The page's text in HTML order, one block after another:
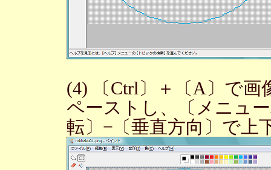
(4) 〔Ctrl〕＋〔A〕で画
ペーストし、〔メニュ
転〕−〔垂直方向〕で上